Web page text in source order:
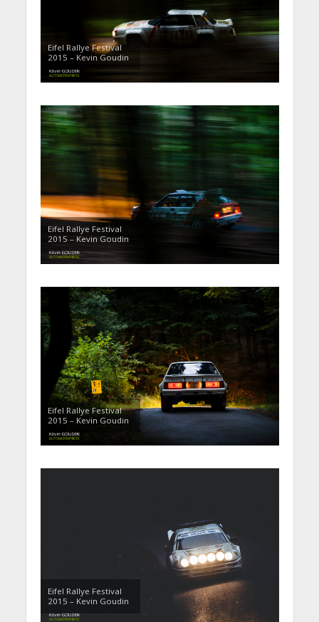
Eifel Rallye Festival
2015 – Kevin Goudin
Eifel Rallye Festival
2015 – Kevin Goudin
Eifel Rallye Festival
2015 – Kevin Goudin
Eifel Rallye Festival
2015 – Kevin Goudin